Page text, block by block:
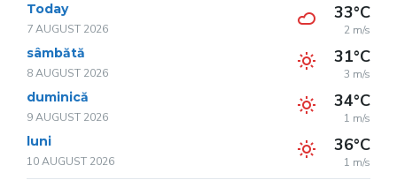
Today
7 AUGUST 2026
33°C
2 m/s
sâmbătă
8 AUGUST 2026
31°C
3 m/s
duminică
9 AUGUST 2026
34°C
1 m/s
luni
10 AUGUST 2026
36°C
1 m/s